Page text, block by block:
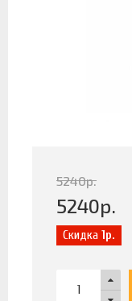
5240р.
5240р.
Скидка 1р.